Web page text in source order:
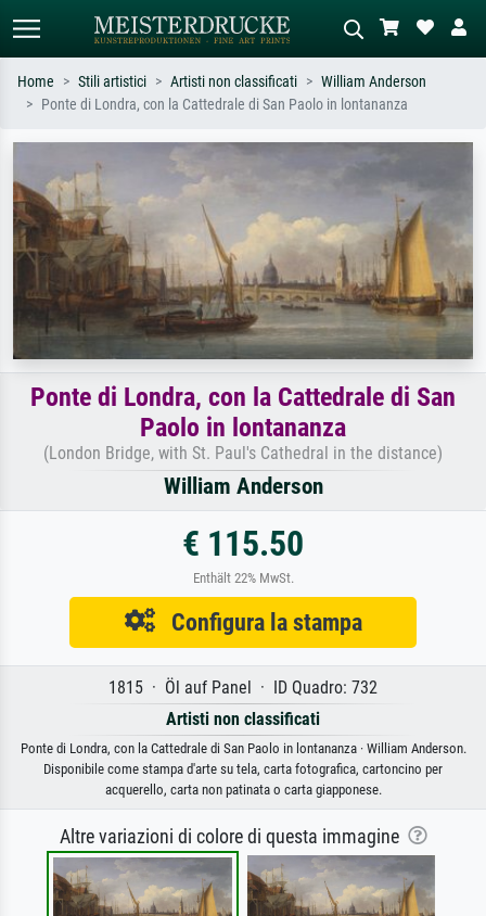
Cerca per artista, titolo o stile – es.
Monet, Notte stellata,
Impressionismo, onda di Hokusai,
nudo.
astratto con molto rosso, dipinto a
olio scuro, nudo in piedi vicino a un
albero.
Home Stili artistici Artisti non classificati
William Anderson
Ponte di Londra, con la Cattedrale di San Paolo in lontananza
Ponte di Londra, con la Cattedrale di San
Paolo in lontananza
(London Bridge, with St. Paul's Cathedral in the distance)
William Anderson
€ 115.50
Enthält 22% MwSt.
Configura la stampa
1815 · Öl auf Panel · ID Quadro: 732
Artisti non classificati
Ponte di Londra, con la Cattedrale di San Paolo in lontananza · William Anderson.
Disponibile come stampa d'arte su tela, carta fotografica, cartoncino per
acquerello, carta non patinata o carta giapponese.
Altre variazioni di colore di questa immagine